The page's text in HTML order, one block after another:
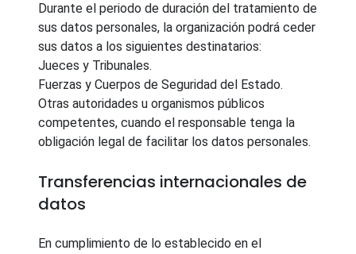
Durante el periodo de duración del tratamiento de
sus datos personales, la organización podrá ceder
sus datos a los siguientes destinatarios:
Jueces y Tribunales.
Fuerzas y Cuerpos de Seguridad del Estado.
Otras autoridades u organismos públicos
competentes, cuando el responsable tenga la
obligación legal de facilitar los datos personales.
Transferencias internacionales de
datos
En cumplimiento de lo establecido en el